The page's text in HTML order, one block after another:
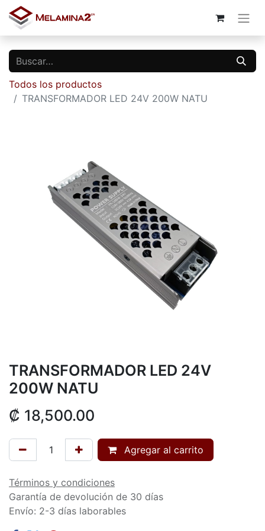
Todos los productos
TRANSFORMADOR LED 24V 200W NATU
TRANSFORMADOR LED 24V
200W NATU
₡ 18,500.00
Agregar al carrito
Términos y condiciones
Garantía de devolución de 30 días
Envío: 2-3 días laborables